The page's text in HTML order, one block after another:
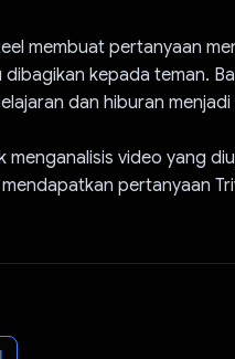
membuat pertanyaan
kepada teman.
dan hiburan
menganalisis video yang
pertanyaan